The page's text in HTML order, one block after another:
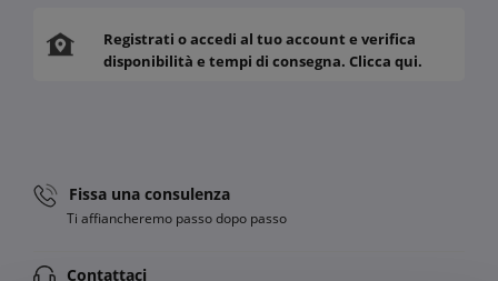
Registrati o accedi al tuo account e verifica
disponibilità e tempi di consegna. Clicca qui.
Fissa una consulenza
Ti affiancheremo passo dopo passo
Contattaci